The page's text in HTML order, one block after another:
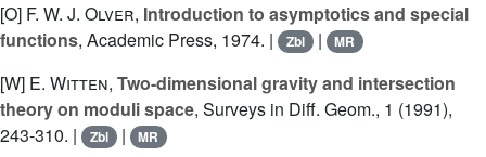
[O] F. W. J. Olver, Introduction to asymptotics and special
functions, Academic Press, 1974. | Zbl | MR
[W] E. Witten, Two-dimensional gravity and intersection
theory on moduli space, Surveys in Diff. Geom., 1 (1991),
243-310. |
Zbl | MR